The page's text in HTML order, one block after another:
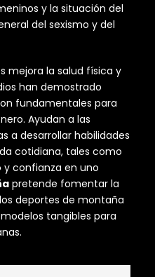
y la situación del
del sexismo y del
mejora la salud física y
han demostrado
fundamentales para
Ayudan a las
a desarrollar habilidades
cotidiana, tales como
y confianza en uno
pretende fomentar la
deportes de montaña
tangibles para